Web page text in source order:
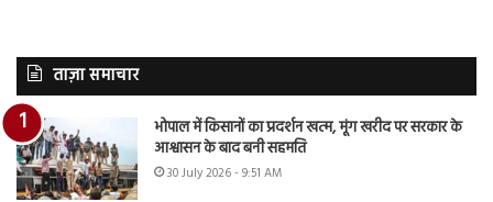
ताज़ा समाचार
भोपाल में किसानों का प्रदर्शन खत्म, मूंग खरीद पर सरकार के
आश्वासन के बाद बनी सहमति
30 July 2026 - 9:51 AM